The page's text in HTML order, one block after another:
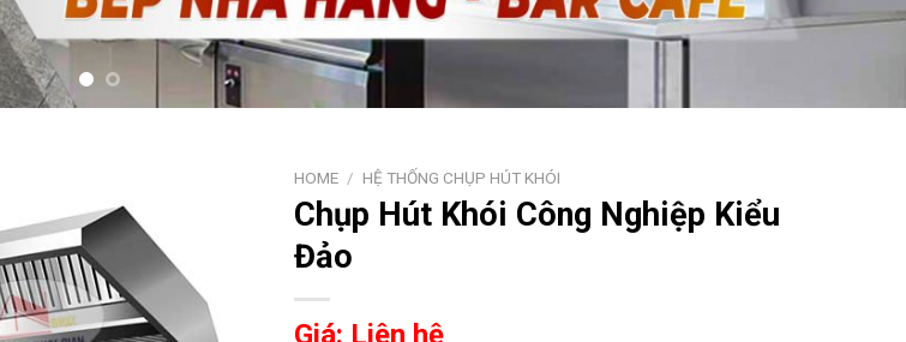
HOME / HỆ THỐNG CHỤP HÚT KHÓI
Chụp Hút Khói Công Nghiệp Kiểu
Đảo
Giá: Liên hệ